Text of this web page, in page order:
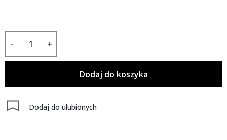
- +
Dodaj do koszyka
Dodaj do ulubionych